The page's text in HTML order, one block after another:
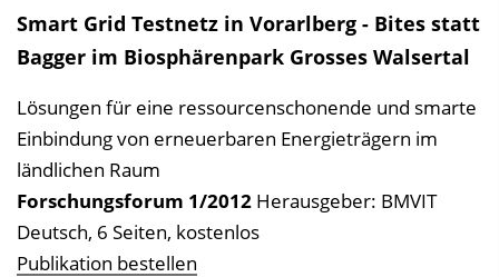
Smart Grid Testnetz in Vorarlberg - Bites statt
Bagger im Biosphärenpark Grosses Walsertal
Lösungen für eine ressourcenschonende und smarte
Einbindung von erneuerbaren Energieträgern im
ländlichen Raum
Forschungsforum 1/2012 Herausgeber: BMVIT
Deutsch, 6 Seiten, kostenlos
Publikation bestellen